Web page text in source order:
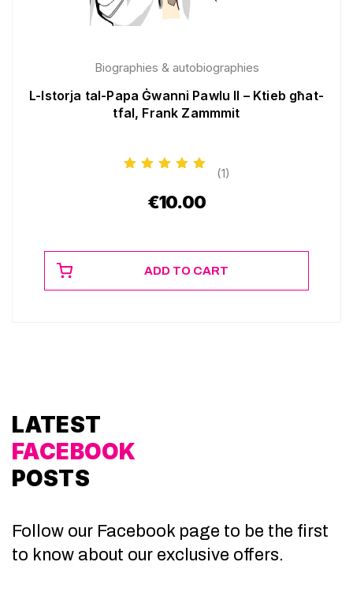
Biographies & autobiographies
L-Istorja tal-Papa Ġwanni Pawlu II – Ktieb għat-
tfal, Frank Zammmit
(1)
€10.00
ADD TO CART
LATEST
FACEBOOK
POSTS
Follow our Facebook page to be the first
to know about our exclusive offers.